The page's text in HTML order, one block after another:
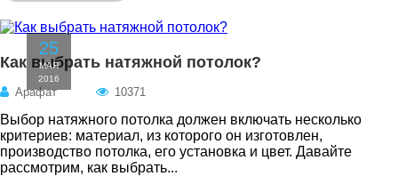
25
МАЯ
2016
Как выбрать натяжной потолок?
Арафат 10371
Выбор натяжного потолка должен включать несколько
критериев: материал, из которого он изготовлен,
производство потолка, его установка и цвет. Давайте
рассмотрим, как выбрать...